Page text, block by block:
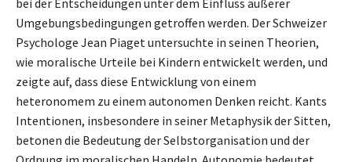
Umgebungsbedingungen getroffen werden. Der Schweizer
Psychologe Jean Piaget untersuchte in seinen Theorien,
wie moralische Urteile bei Kindern entwickelt werden, und
zeigte auf, dass diese Entwicklung von einem
heteronomem zu einem autonomen Denken reicht. Kants
Intentionen, insbesondere in seiner Metaphysik der Sitten,
betonen die Bedeutung der Selbstorganisation und der